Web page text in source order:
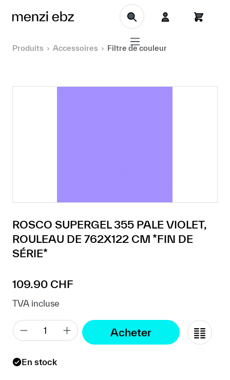
Aller au contenu principal
Produits Accessoires Filtre de couleur
ROSCO SUPERGEL 355 PALE VIOLET,
ROULEAU DE 762X122 CM *FIN DE
SÉRIE*
Prix régulier :
109.90 CHF
TVA incluse
Acheter
En stock